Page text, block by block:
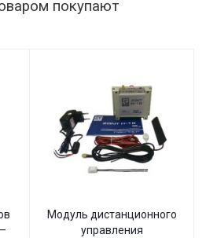
покупают
Модуль дистанционного
управления